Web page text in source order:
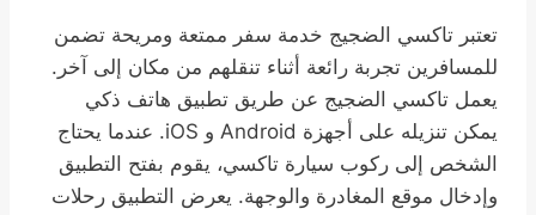
تعتبر تاكسي الضجيج خدمة سفر ممتعة ومريحة تضمن
للمسافرين تجربة رائعة أثناء تنقلهم من مكان إلى آخر.
يعمل تاكسي الضجيج عن طريق تطبيق هاتف ذكي
يمكن تنزيله على أجهزة Android و iOS. عندما يحتاج
الشخص إلى ركوب سيارة تاكسي، يقوم بفتح التطبيق
وإدخال موقع المغادرة والوجهة. يعرض التطبيق رحلات